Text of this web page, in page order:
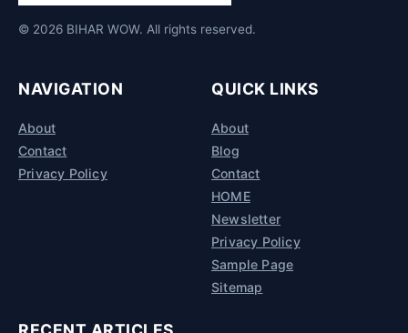
© 2026 BIHAR WOW. All rights reserved.
NAVIGATION
About
Contact
Privacy Policy
QUICK LINKS
About
Blog
Contact
HOME
Newsletter
Privacy Policy
Sample Page
Sitemap